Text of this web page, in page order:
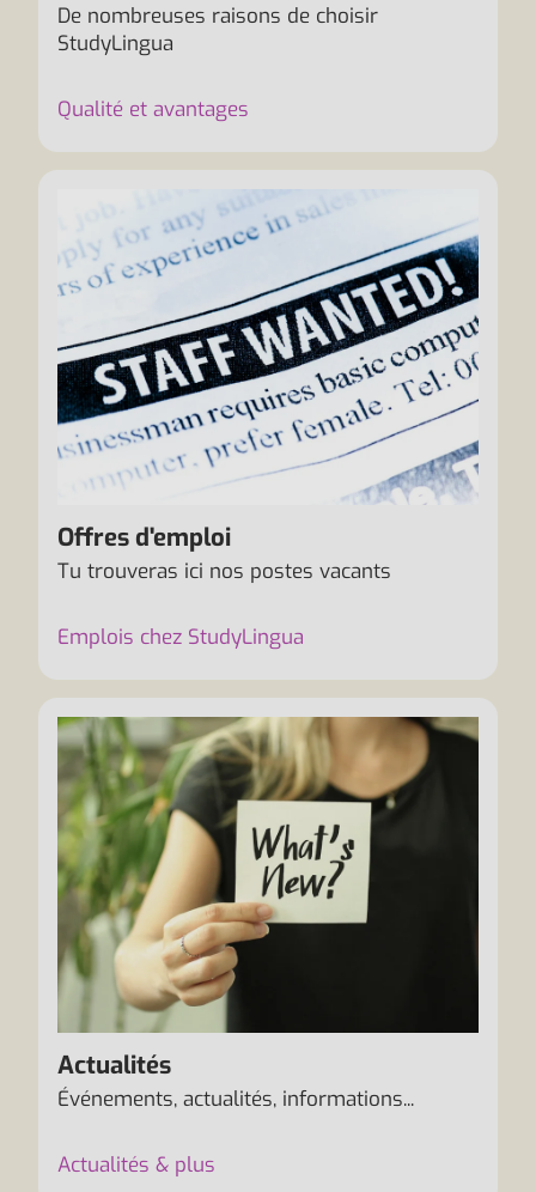
De nombreuses raisons de choisir
StudyLingua
Qualité et avantages
Offres d'emploi
Tu trouveras ici nos postes vacants
Emplois chez StudyLingua
Actualités
Événements, actualités, informations...
Actualités & plus